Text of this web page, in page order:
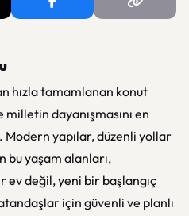
hızla tamamlanan konut
dayanışmasını en
yapılar, düzenli yollar
bu yaşam alanları,
ev değil, yeni bir başlangıç
için güvenli ve planlı